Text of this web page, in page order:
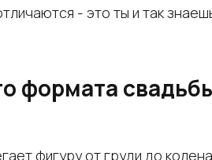
- это ты и так
формата
фигуру от груди до